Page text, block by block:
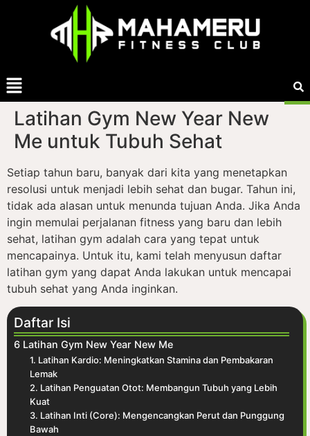
Latihan Gym New Year New
Me untuk Tubuh Sehat
Setiap tahun baru, banyak dari kita yang menetapkan
resolusi untuk menjadi lebih sehat dan bugar. Tahun ini,
tidak ada alasan untuk menunda tujuan Anda. Jika Anda
ingin memulai perjalanan fitness yang baru dan lebih
sehat, latihan gym adalah cara yang tepat untuk
mencapainya. Untuk itu, kami telah menyusun daftar
latihan gym yang dapat Anda lakukan untuk mencapai
tubuh sehat yang Anda inginkan.
Daftar Isi
6 Latihan Gym New Year New Me
1. Latihan Kardio: Meningkatkan Stamina dan Pembakaran
Lemak
2. Latihan Penguatan Otot: Membangun Tubuh yang Lebih
Kuat
3. Latihan Inti (Core): Mengencangkan Perut dan Punggung
Bawah